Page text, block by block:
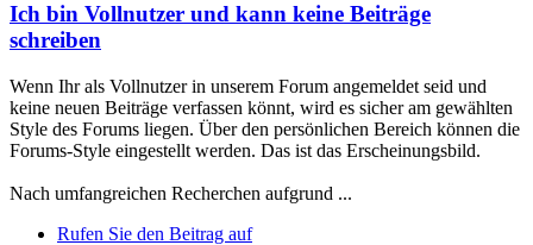
Ich bin Vollnutzer und kann keine Beiträge
schreiben
Wenn Ihr als Vollnutzer in unserem Forum angemeldet seid und
keine neuen Beiträge verfassen könnt, wird es sicher am gewählten
Style des Forums liegen. Über den persönlichen Bereich können die
Forums-Style eingestellt werden. Das ist das Erscheinungsbild.
Nach umfangreichen Recherchen aufgrund ...
Rufen Sie den Beitrag auf